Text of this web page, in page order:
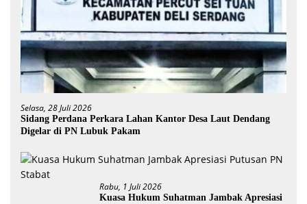
Selasa, 28 Juli 2026
Sidang Perdana Perkara Lahan Kantor Desa Laut Dendang
Digelar di PN Lubuk Pakam
Rabu, 1 Juli 2026
Kuasa Hukum Suhatman Jambak Apresiasi